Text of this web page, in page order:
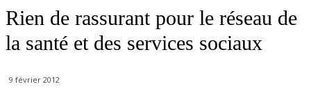
Rien de rassurant pour le réseau de
la santé et des services sociaux
9 février 2012